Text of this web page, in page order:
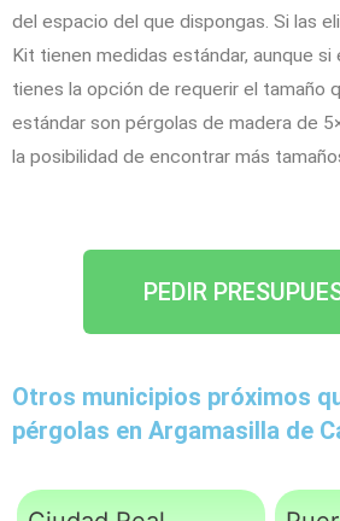
del espacio del que dispongas. Si las
Kit tienen medidas estándar, aunque si
tienes la opción de requerir el tamaño
estándar son pérgolas de madera de
la posibilidad de encontrar más
PEDIR
Otros municipios próximos
pérgolas en Argamasilla de